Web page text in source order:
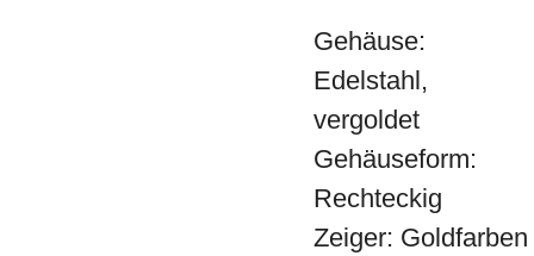
Gehäuse:
Edelstahl,
vergoldet
Gehäuseform:
Rechteckig
Zeiger: Goldfarben